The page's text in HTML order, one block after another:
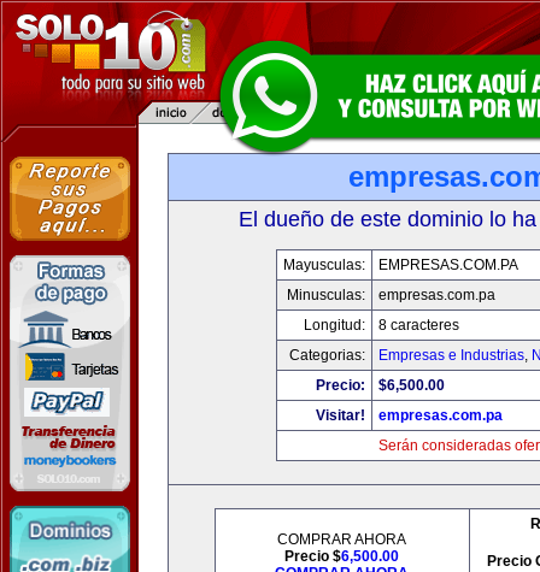
El dueño de este dominio lo
Mayusculas:
EMPRESAS.COM.PA
Minusculas:
empresas.com.pa
Longitud:
8 caracteres
Categorias:
Empresas e Industrias,
Precio:
$6,500.00
Visitar!
empresas.com.pa
Serán consideradas
COMPRAR AHORA
Precio $6,500.00
Precio